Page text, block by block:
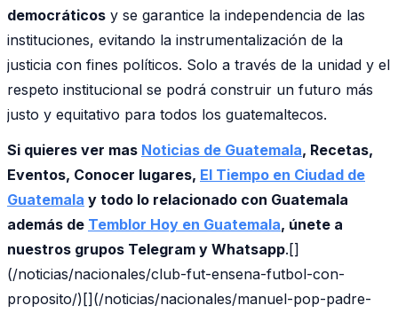
democráticos y se garantice la independencia de las
instituciones, evitando la instrumentalización de la
justicia con fines políticos. Solo a través de la unidad y el
respeto institucional se podrá construir un futuro más
justo y equitativo para todos los guatemaltecos.
Si quieres ver mas Noticias de Guatemala, Recetas,
Eventos, Conocer lugares, El Tiempo en Ciudad de
Guatemala y todo lo relacionado con Guatemala
además de Temblor Hoy en Guatemala, únete a
nuestros grupos Telegram y Whatsapp.[]
(/noticias/nacionales/club-fut-ensena-futbol-con-
proposito/)[](/noticias/nacionales/manuel-pop-padre-